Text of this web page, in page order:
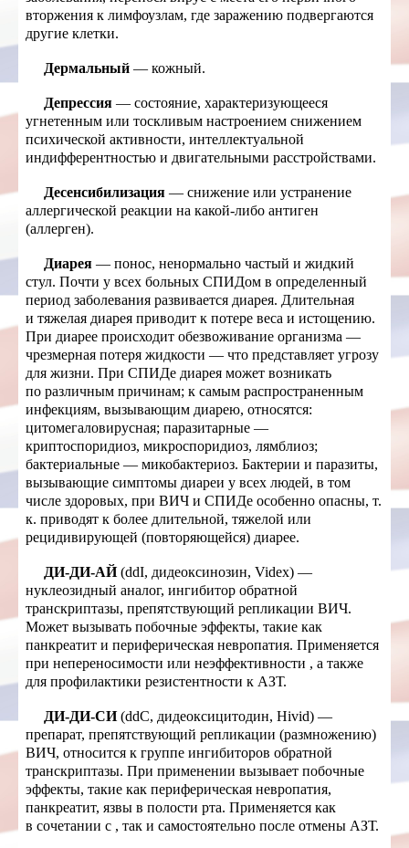
вторжения к лимфоузлам, где заражению подвергаются
другие клетки.
Дермальный — кожный.
Депрессия — состояние, характеризующееся
угнетенным или тоскливым настроением снижением
психической активности, интеллектуальной
индифферентностью и двигательными расстройствами.
Десенсибилизация — снижение или устранение
аллергической реакции на какой-либо антиген
(аллерген).
Диарея — понос, ненормально частый и жидкий
стул. Почти у всех больных СПИДом в определенный
период заболевания развивается диарея. Длительная
и тяжелая диарея приводит к потере веса и истощению.
При диарее происходит обезвоживание организма —
чрезмерная потеря жидкости — что представляет угрозу
для жизни. При СПИДе диарея может возникать
по различным причинам; к самым распространенным
инфекциям, вызывающим диарею, относятся:
цитомегаловирусная; паразитарные —
криптоспоридиоз, микроспоридиоз, лямблиоз;
бактериальные — микобактериоз. Бактерии и паразиты,
вызывающие симптомы диареи у всех людей, в том
числе здоровых, при ВИЧ и СПИДе особенно опасны, т.
к. приводят к более длительной, тяжелой или
рецидивирующей (повторяющейся) диарее.
ДИ-ДИ-АЙ(ddI, дидеоксинозин, Videx) —
нуклеозидный аналог, ингибитор обратной
транскриптазы, препятствующий репликации ВИЧ.
Может вызывать побочные эффекты, такие как
панкреатит и периферическая невропатия. Применяется
при непереносимости или неэффективности , а также
для профилактики резистентности к АЗТ.
ДИ-ДИ-СИ(ddC, дидеоксицитодин, Hivid) —
препарат, препятствующий репликации (размножению)
ВИЧ, относится к группе ингибиторов обратной
транскриптазы. При применении вызывает побочные
эффекты, такие как периферическая невропатия,
панкреатит, язвы в полости рта. Применяется как
в сочетании с , так и самостоятельно после отмены АЗТ.